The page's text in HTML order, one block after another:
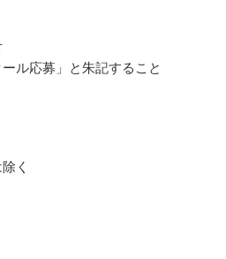
ル応募」と朱記すること
く